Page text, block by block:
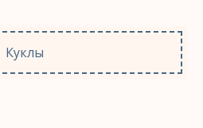
Куклы